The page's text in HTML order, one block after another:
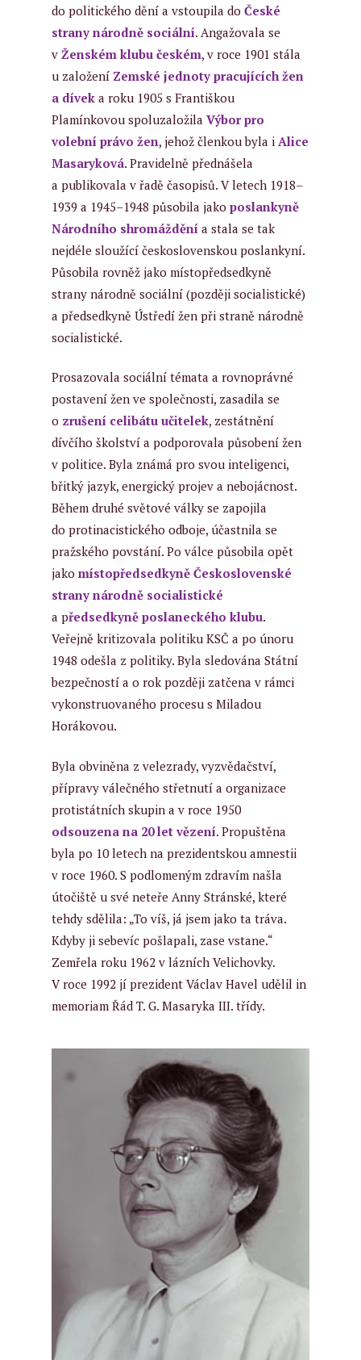
do politického dění a vstoupila do České
strany národně sociální. Angažovala se
vŽenském klubu českém, v roce 1901 stála
u založení Zemské jednoty pracujících žen
a díveka roku 1905 s Františkou
Plamínkovou spoluzaložilaVýbor pro
volební právo žen, jehož členkou byla i Alice
Masaryková. Pravidelně přednášela
a publikovala v řadě časopisů. V letech 1918–
1939 a 1945–1948 působila jakoposlankyně
Národního shromážděnía stala se tak
nejdéle sloužící československou poslankyní.
Působila rovněž jako místopředsedkyně
strany národně sociální (později socialistické)
a předsedkyně Ústředí žen při straně národně
socialistické.
Prosazovala sociální témata a rovnoprávné
postavení žen ve společnosti, zasadila se
o zrušení celibátu učitelek, zestátnění
dívčího školství a podporovala působení žen
v politice. Byla známá pro svou inteligenci,
břitký jazyk, energický projev a nebojácnost.
Během druhé světové války se zapojila
do protinacistického odboje, účastnila se
pražského povstání. Po válce působila opět
jakomístopředsedkyně Československé
strany národně socialistické
apředsedkyně poslaneckého klubu.
Veřejně kritizovala politiku KSČ a po únoru
1948 odešla z politiky. Byla sledována Státní
bezpečností a o rok později zatčena v rámci
vykonstruovaného procesu s Miladou
Horákovou.
Byla obviněna z velezrady, vyzvědačství,
přípravy válečného střetnutí a organizace
protistátních skupin a v roce 1950
odsouzena na 20 let vězení. Propuštěna
byla po 10 letech na prezidentskou amnestii
v roce 1960. S podlomeným zdravím našla
útočiště u své neteře Anny Stránské, které
tehdy sdělila: „To víš, já jsem jako ta tráva.
Kdyby ji sebevíc pošlapali, zase vstane.“
Zemřela roku 1962 v lázních Velichovky.
V roce 1992 jí prezident Václav Havel udělil in
memoriam Řád T. G. Masaryka III. třídy.